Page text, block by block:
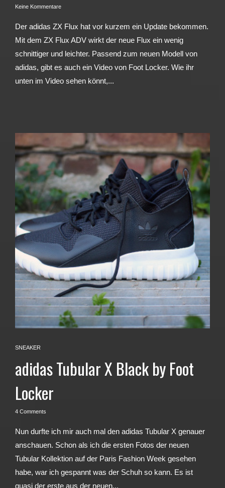
Keine Kommentare
Der adidas ZX Flux hat vor kurzem ein Update bekommen.
Mit dem ZX Flux ADV wirkt der neue Flux ein wenig
schnittiger und leichter. Passend zum neuen Modell von
adidas, gibt es auch ein Video von Foot Locker. Wie ihr
unten im Video sehen könnt,...
SNEAKER
adidas Tubular X Black by Foot
Locker
4 Comments
Nun durfte ich mir auch mal den adidas Tubular X genauer
anschauen. Schon als ich die ersten Fotos der neuen
Tubular Kollektion auf der Paris Fashion Week gesehen
habe, war ich gespannt was der Schuh so kann. Es ist
quasi der erste aus der neuen...